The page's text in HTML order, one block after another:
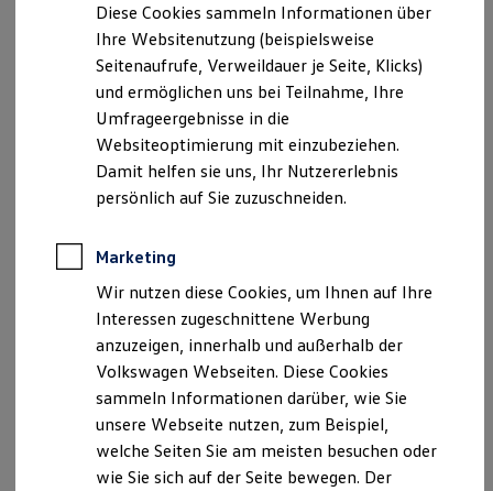
Behörden
Direktkunden
Sonderfahrzeuge
Anpfiff zum Gewinn
Elektromobilität
Elektroautos
ID. Tutorials
Elektrofahrzeugkonzepte
ID. EVERY1
Reichweite
Rekuperation
Laden unterwegs
Laden Zuhause
Ladestationen finden
Ladezeitensimulator
Batterie
Sicherheit
Nachhaltigkeit
Technologie
Kosten und Kauf
Zentrale
Andernacher Straße 210 - 226, 56070 Koblenz
service.vzk@loehrgruppe.de
+49 261 80770
Montag- Freitag 07:00-18:00 Uhr
Ansprechpartner
Diese Cookies sammeln Informationen über
Ihre Websitenutzung (beispielsweise
Seitenaufrufe, Verweildauer je Seite, Klicks)
und ermöglichen uns bei Teilnahme, Ihre
Umfrageergebnisse in die
Websiteoptimierung mit einzubeziehen.
Damit helfen sie uns, Ihr Nutzererlebnis
persönlich auf Sie zuzuschneiden.
Marketing
Wir nutzen diese Cookies, um Ihnen auf Ihre
Interessen zugeschnittene Werbung
anzuzeigen, innerhalb und außerhalb der
Volkswagen Webseiten. Diese Cookies
sammeln Informationen darüber, wie Sie
unsere Webseite nutzen, zum Beispiel,
welche Seiten Sie am meisten besuchen oder
wie Sie sich auf der Seite bewegen. Der